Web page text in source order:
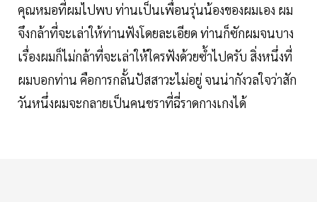
คุณหมอที่ผมไปพบ ท่านเป็นเพื่อนรุ่นน้องของผมเอง ผม
จึงกล้าที่จะเล่าให้ท่านฟังโดยละเอียด ท่านก็ซักผมจนบาง
เรื่องผมก็ไม่กล้าที่จะเล่าให้ใครฟังด้วยซ้ำไปครับ สิ่งหนึ่งที่
ผมบอกท่าน คือการกลั้นปัสสาวะไม่อยู่ จนน่ากังวลใจว่าสัก
วันหนึ่งผมจะกลายเป็นคนชราที่ฉี่ราดกางเกงได้